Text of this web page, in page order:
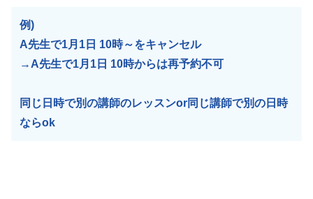
例)
A先生で1月1日 10時～をキャンセル
→A先生で1月1日 10時からは再予約不可
同じ日時で別の講師のレッスンor同じ講師で別の日時
ならok